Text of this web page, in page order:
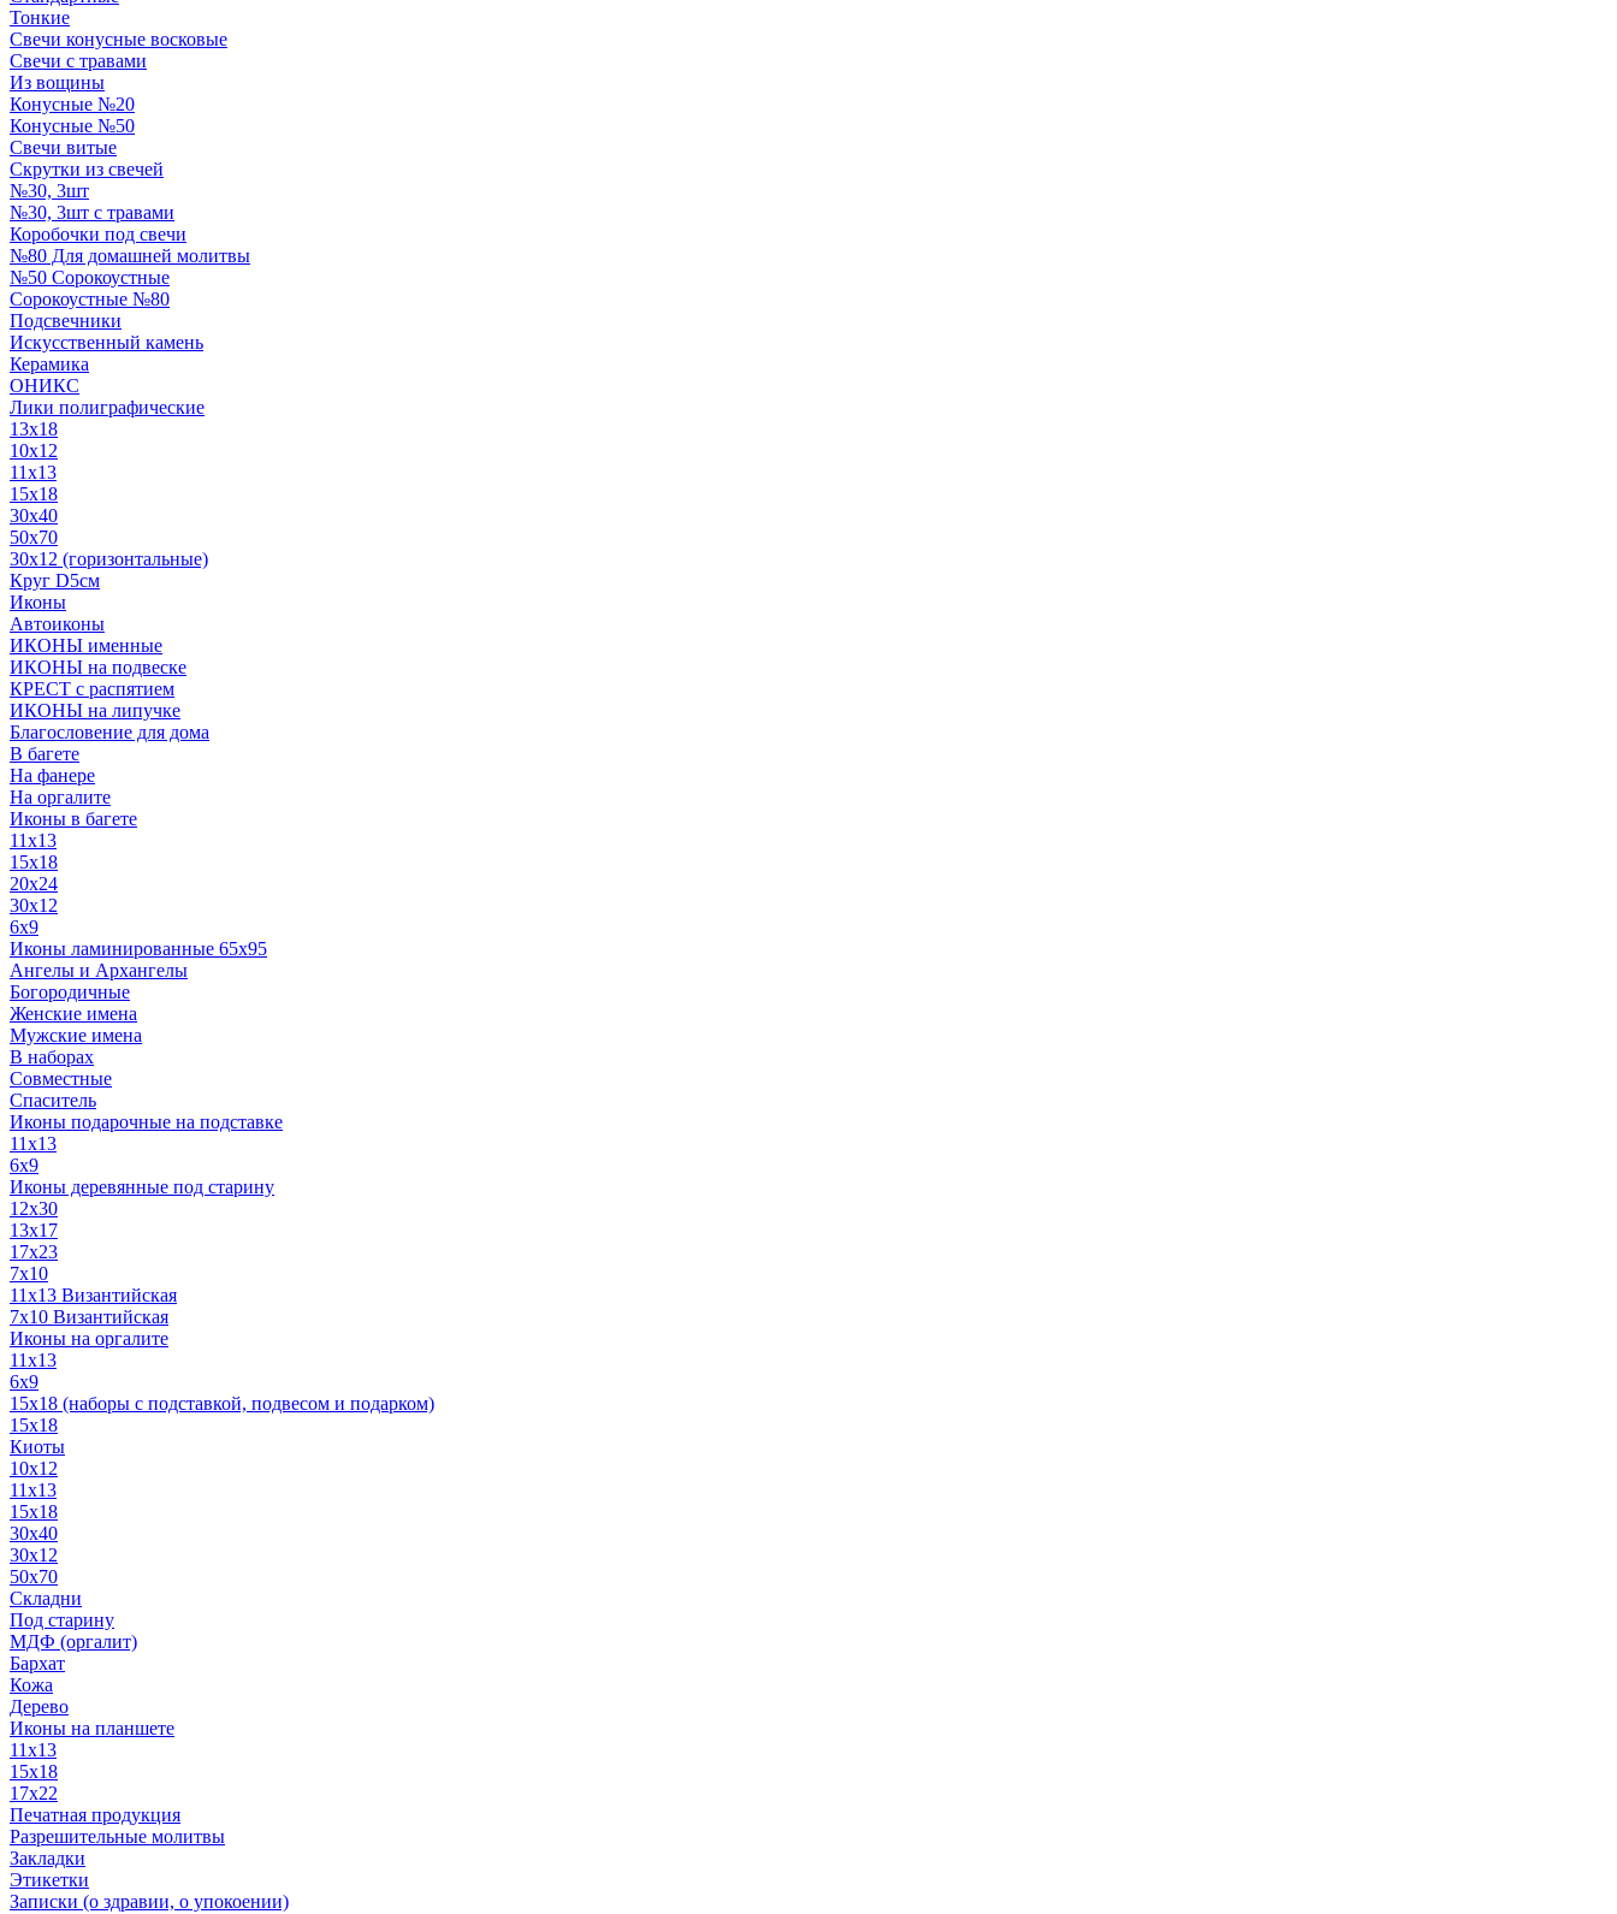
Тонкие
Свечи конусные восковые
Свечи с травами
Из вощины
Конусные №20
Конусные №50
Свечи витые
Скрутки из свечей
№30, 3шт
№30, 3шт с травами
Коробочки под свечи
№80 Для домашней молитвы
№50 Сорокоустные
Сорокоустные №80
Подсвечники
Искусственный камень
Керамика
ОНИКС
Лики полиграфические
13x18
10x12
11х13
15х18
30x40
50x70
30x12 (горизонтальные)
Круг D5см
Иконы
Автоиконы
ИКОНЫ именные
ИКОНЫ на подвеске
КРЕСТ с распятием
ИКОНЫ на липучке
Благословение для дома
В багете
На фанере
На оргалите
Иконы в багете
11x13
15x18
20x24
30х12
6x9
Иконы ламинированные 65x95
Ангелы и Архангелы
Богородичные
Женские имена
Мужские имена
В наборах
Совместные
Спаситель
Иконы подарочные на подставке
11x13
6x9
Иконы деревянные под старину
12х30
13x17
17x23
7x10
11x13 Византийская
7x10 Византийская
Иконы на оргалите
11x13
6x9
15х18 (наборы с подставкой, подвесом и подарком)
15x18
Киоты
10x12
11x13
15x18
30x40
30х12
50x70
Складни
Под старину
МДФ (оргалит)
Бархат
Кожа
Дерево
Иконы на планшете
11х13
15х18
17х22
Печатная продукция
Разрешительные молитвы
Закладки
Этикетки
Записки (о здравии, о упокоении)